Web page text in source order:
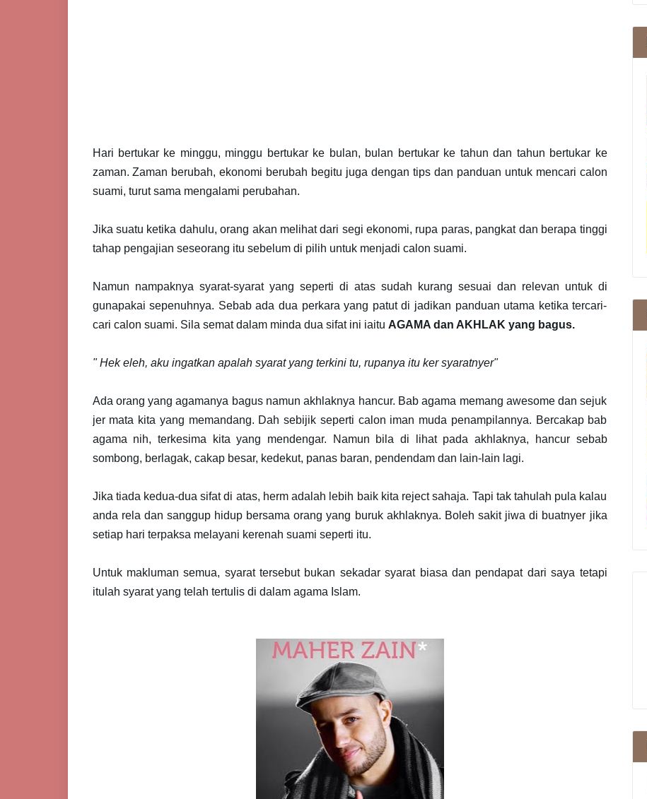
Hari bertukar ke minggu, minggu bertukar ke bulan, bulan bertukar ke tahun dan tahun bertukar ke
zaman. Zaman berubah, ekonomi berubah begitu juga dengan tips dan panduan untuk mencari calon
suami, turut sama mengalami perubahan.
Jika suatu ketika dahulu, orang akan melihat dari segi ekonomi, rupa paras, pangkat dan berapa tinggi
tahap pengajian seseorang itu sebelum di pilih untuk menjadi calon suami.
Namun nampaknya syarat-syarat yang seperti di atas sudah kurang sesuai dan relevan untuk di
gunapakai sepenuhnya. Sebab ada dua perkara yang patut di jadikan panduan utama ketika tercari-
cari calon suami. Sila semat dalam minda dua sifat ini iaitu AGAMA dan AKHLAK yang bagus.
" Hek eleh, aku ingatkan apalah syarat yang terkini tu, rupanya itu ker syaratnyer"
Ada orang yang agamanya bagus namun akhlaknya hancur. Bab agama memang awesome dan sejuk
jer mata kita yang memandang. Dah sebijik seperti calon iman muda penampilannya. Bercakap bab
agama nih, terkesima kita yang mendengar. Namun bila di lihat pada akhlaknya, hancur sebab
sombong, berlagak, cakap besar, kedekut, panas baran, pendendam dan lain-lain lagi.
Jika tiada kedua-dua sifat di atas, herm adalah lebih baik kita reject sahaja. Tapi tak tahulah pula kalau
anda rela dan sanggup hidup bersama orang yang buruk akhlaknya. Boleh sakit jiwa di buatnyer jika
setiap hari terpaksa melayani kerenah suami seperti itu.
Untuk makluman semua, syarat tersebut bukan sekadar syarat biasa dan pendapat dari saya tetapi
itulah syarat yang telah tertulis di dalam agama Islam.